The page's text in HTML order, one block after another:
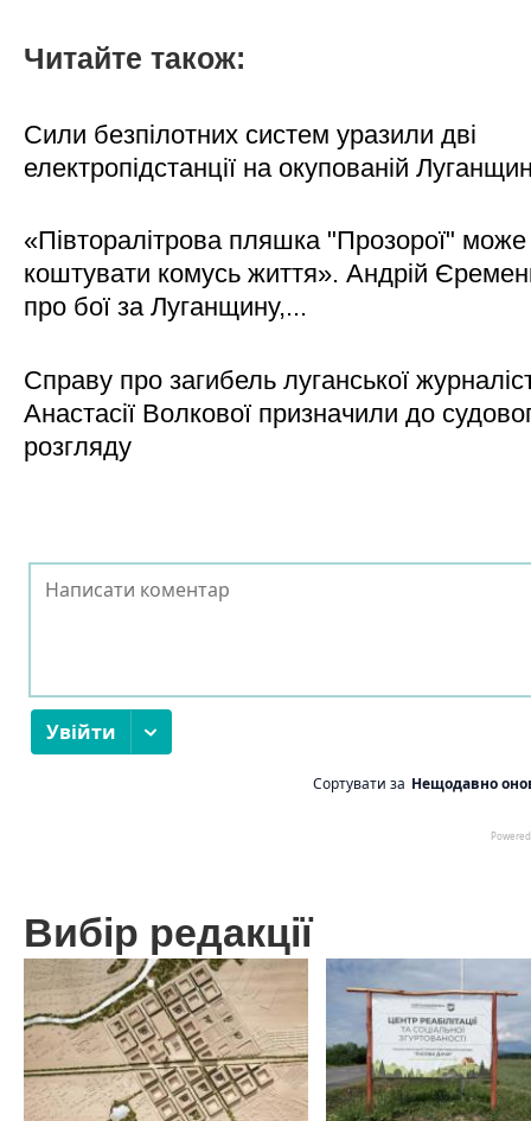
Читайте також:
Сили безпілотних систем уразили дві
електропідстанції на окупованій
«Півторалітрова пляшка "Прозорої" може
коштувати комусь життя». Андрій
про бої за Луганщину,...
Справу про загибель луганської
Анастасії Волкової призначили до
розгляду
Вибір редакції